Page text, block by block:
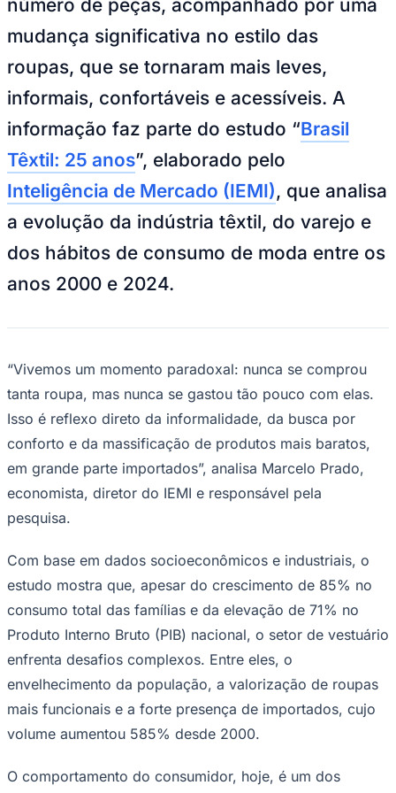
NBA
Fórmula 1
Tênis (ATP)
NHL
Atletismo
Vôlei
NBB
Competições de Futebol
Brasileirão Série B
Paulistão
Copa do Brasil
Libertadores
Sul-Americana
Bundesliga
Times - Ir direto
número de peças, acompanhado por uma
mudança significativa no estilo das
roupas, que se tornaram mais leves,
informais, confortáveis e acessíveis. A
informação faz parte do estudo “Brasil
Têxtil: 25 anos”, elaborado pelo
Inteligência de Mercado (IEMI), que analisa
a evolução da indústria têxtil, do varejo e
dos hábitos de consumo de moda entre os
anos 2000 e 2024.
“Vivemos um momento paradoxal: nunca se comprou
tanta roupa, mas nunca se gastou tão pouco com elas.
Isso é reflexo direto da informalidade, da busca por
conforto e da massificação de produtos mais baratos,
em grande parte importados”, analisa Marcelo Prado,
economista, diretor do IEMI e responsável pela
pesquisa.
Com base em dados socioeconômicos e industriais, o
estudo mostra que, apesar do crescimento de 85% no
consumo total das famílias e da elevação de 71% no
Produto Interno Bruto (PIB) nacional, o setor de vestuário
enfrenta desafios complexos. Entre eles, o
envelhecimento da população, a valorização de roupas
mais funcionais e a forte presença de importados, cujo
volume aumentou 585% desde 2000.
O comportamento do consumidor, hoje, é um dos